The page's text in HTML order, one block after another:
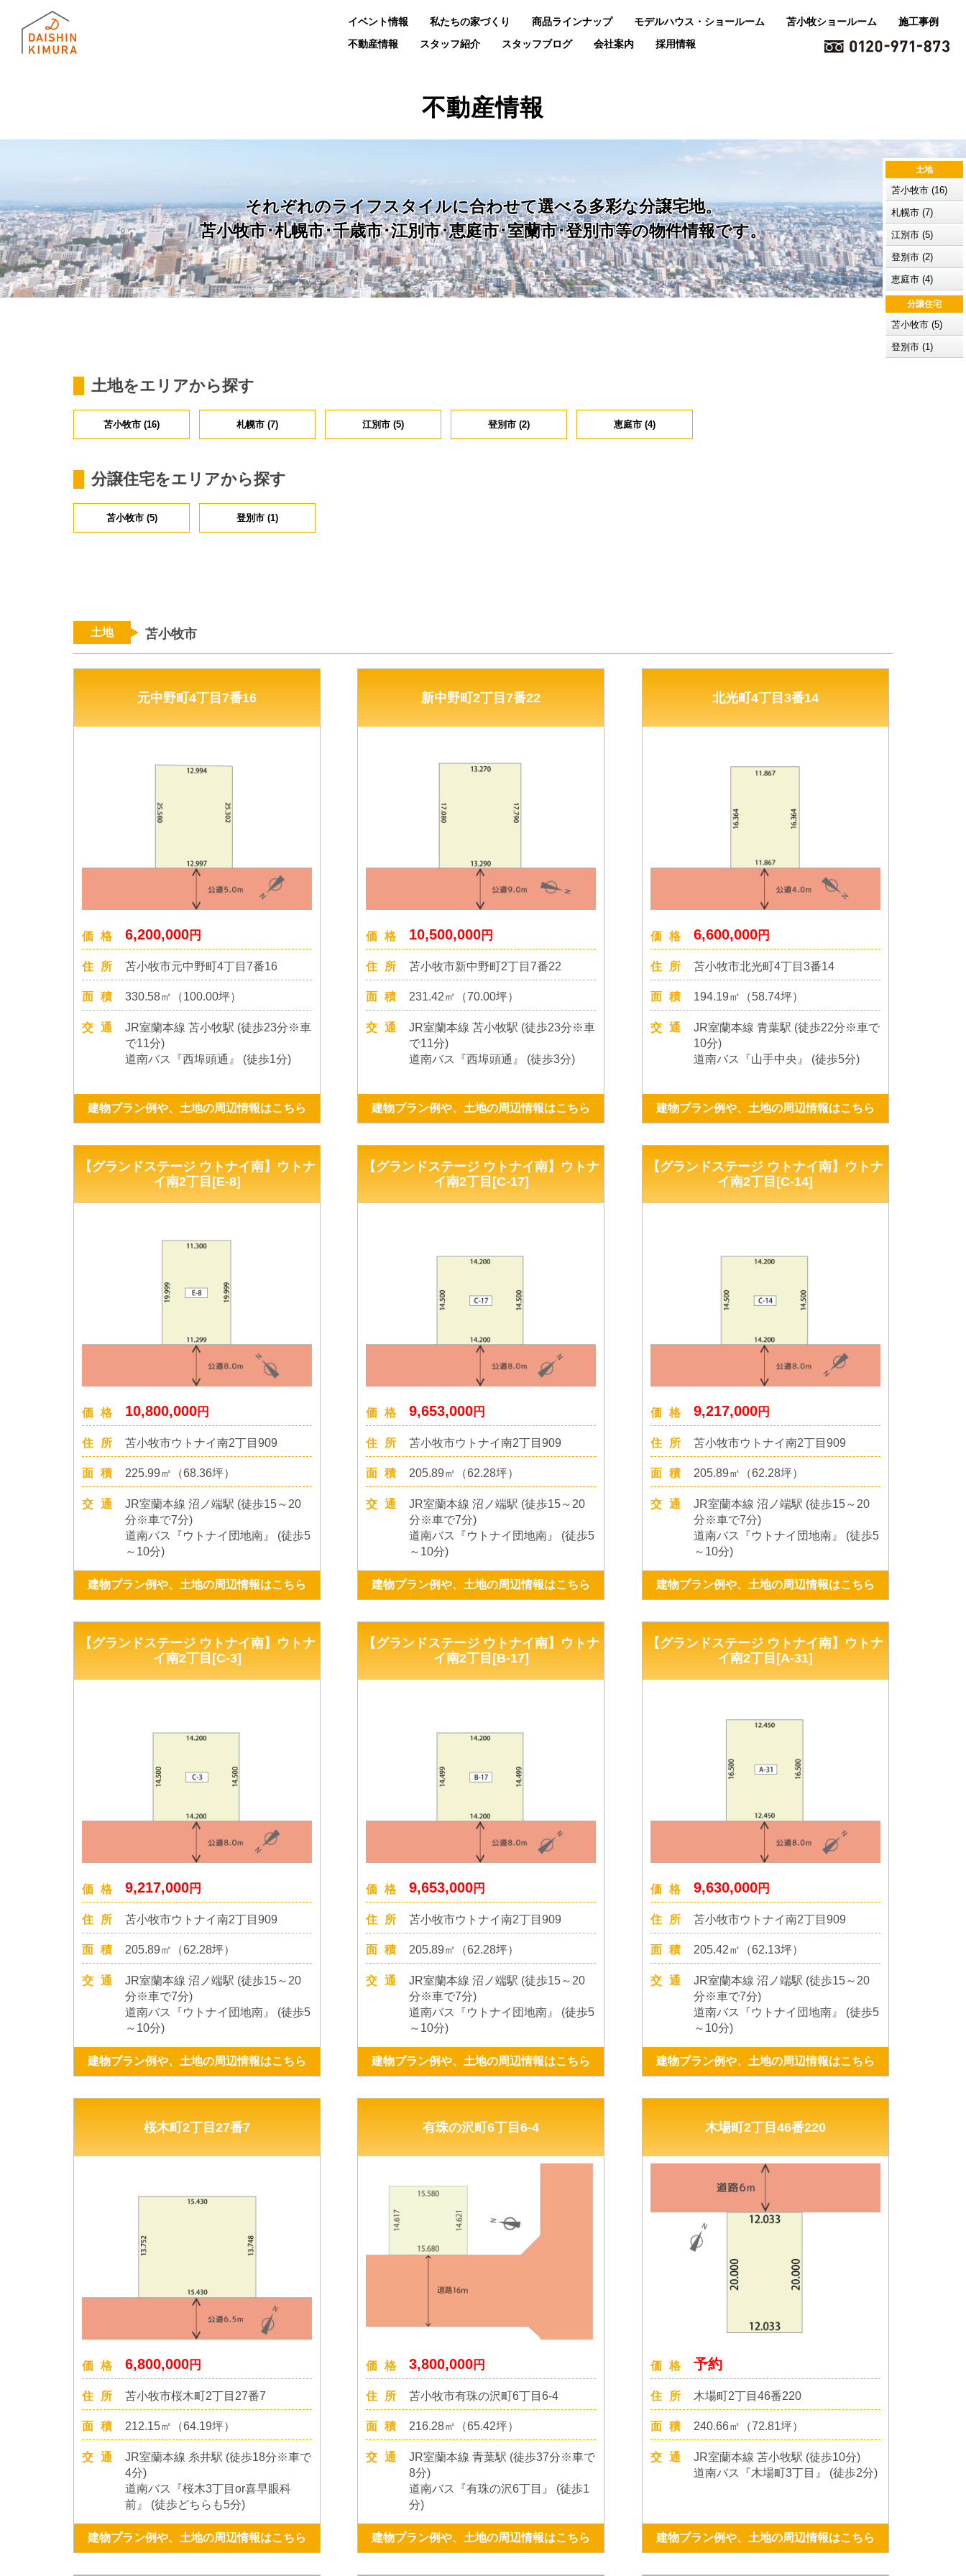
イベント情報 私たちの家づくり 商品ラインナップ モデルハウス・ショールーム 苫小牧ショールーム
施工事例
不動産情報
スタッフ紹介 スタッフブログ 会社案内 採用情報
不動産情報
それぞれのライフスタイルに合わせて選べる多彩な分譲宅地。
苫小牧市･札幌市･千歳市･江別市･恵庭市･室蘭市･登別市等の物件情報です。
土地をエリアから探す
苫小牧市 (16) 札幌市 (7) 江別市 (5) 登別市 (2) 恵庭市 (4)
分譲住宅をエリアから探す
苫小牧市 (5) 登別市 (1)
土地 苫小牧市
元中野町4丁目7番16
価格 6,200,000円
住所 苫小牧市元中野町4丁目7番16
面積 330.58㎡（100.00坪）
交通
JR室蘭本線 苫小牧駅 (徒歩23分※車
で11分)
道南バス『西埠頭通』 (徒歩1分)
建物プラン例や、土地の周辺情報はこちら
新中野町2丁目7番22
価格 10,500,000円
住所 苫小牧市新中野町2丁目7番22
面積 231.42㎡（70.00坪）
交通
JR室蘭本線 苫小牧駅 (徒歩23分※車
で11分)
道南バス『西埠頭通』 (徒歩3分)
建物プラン例や、土地の周辺情報はこちら
北光町4丁目3番14
価格 6,600,000円
住所 苫小牧市北光町4丁目3番14
面積 194.19㎡（58.74坪）
交通
JR室蘭本線 青葉駅 (徒歩22分※車で
10分)
道南バス『山手中央』 (徒歩5分)
建物プラン例や、土地の周辺情報はこちら
【グランドステージ ウトナイ南】ウトナ
イ南2丁目[E-8]
価格 10,800,000円
住所 苫小牧市ウトナイ南2丁目909
面積 225.99㎡（68.36坪）
交通
JR室蘭本線 沼ノ端駅 (徒歩15～20
分※車で7分)
道南バス『ウトナイ団地南』 (徒歩5
～10分)
建物プラン例や、土地の周辺情報はこちら
【グランドステージ ウトナイ南】ウトナ
イ南2丁目[C-17]
価格 9,653,000円
住所 苫小牧市ウトナイ南2丁目909
面積 205.89㎡（62.28坪）
交通
JR室蘭本線 沼ノ端駅 (徒歩15～20
分※車で7分)
道南バス『ウトナイ団地南』 (徒歩5
～10分)
建物プラン例や、土地の周辺情報はこちら
【グランドステージ ウトナイ南】ウトナ
イ南2丁目[C-14]
価格 9,217,000円
住所 苫小牧市ウトナイ南2丁目909
面積 205.89㎡（62.28坪）
交通
JR室蘭本線 沼ノ端駅 (徒歩15～20
分※車で7分)
道南バス『ウトナイ団地南』 (徒歩5
～10分)
建物プラン例や、土地の周辺情報はこちら
【グランドステージ ウトナイ南】ウトナ
イ南2丁目[C-3]
価格 9,217,000円
住所 苫小牧市ウトナイ南2丁目909
面積 205.89㎡（62.28坪）
交通
JR室蘭本線 沼ノ端駅 (徒歩15～20
分※車で7分)
道南バス『ウトナイ団地南』 (徒歩5
～10分)
建物プラン例や、土地の周辺情報はこちら
【グランドステージ ウトナイ南】ウトナ
イ南2丁目[B-17]
価格 9,653,000円
住所 苫小牧市ウトナイ南2丁目909
面積 205.89㎡（62.28坪）
交通
JR室蘭本線 沼ノ端駅 (徒歩15～20
分※車で7分)
道南バス『ウトナイ団地南』 (徒歩5
～10分)
建物プラン例や、土地の周辺情報はこちら
【グランドステージ ウトナイ南】ウトナ
イ南2丁目[A-31]
価格 9,630,000円
住所 苫小牧市ウトナイ南2丁目909
面積 205.42㎡（62.13坪）
交通
JR室蘭本線 沼ノ端駅 (徒歩15～20
分※車で7分)
道南バス『ウトナイ団地南』 (徒歩5
～10分)
建物プラン例や、土地の周辺情報はこちら
桜木町2丁目27番7
価格 6,800,000円
住所 苫小牧市桜木町2丁目27番7
面積 212.15㎡（64.19坪）
交通
JR室蘭本線 糸井駅 (徒歩18分※車で
4分)
道南バス『桜木3丁目or喜早眼科
前』 (徒歩どちらも5分)
建物プラン例や、土地の周辺情報はこちら
有珠の沢町6丁目6-4
価格 3,800,000円
住所 苫小牧市有珠の沢町6丁目6-4
面積 216.28㎡（65.42坪）
交通
JR室蘭本線 青葉駅 (徒歩37分※車で
8分)
道南バス『有珠の沢6丁目』 (徒歩1
分)
建物プラン例や、土地の周辺情報はこちら
木場町2丁目46番220
価格 予約
住所 木場町2丁目46番220
面積 240.66㎡（72.81坪）
交通
JR室蘭本線 苫小牧駅 (徒歩10分)
道南バス『木場町3丁目』 (徒歩2分)
建物プラン例や、土地の周辺情報はこちら
土地
苫小牧市 (16)
札幌市 (7)
江別市 (5)
登別市 (2)
恵庭市 (4)
分譲住宅
苫小牧市 (5)
登別市 (1)